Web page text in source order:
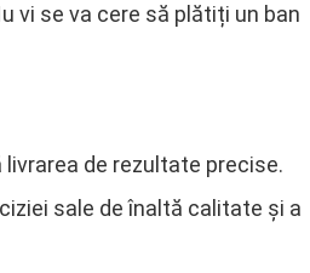
vi se va cere să plătiți un ban
de rezultate precise.
sale de înaltă calitate și a